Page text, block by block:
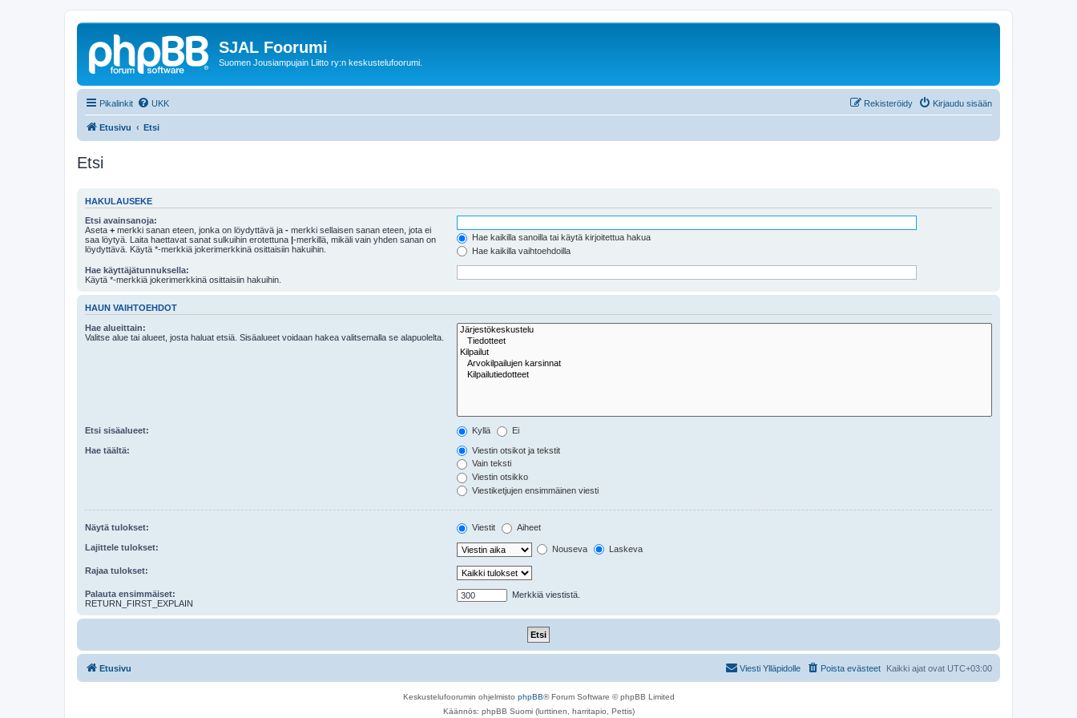
SJAL Foorumi
Suomen Jousiampujain Liitto ry:n keskustelufoorumi.
Pikalinkit UKK Kirjaudu sisään
Rekisteröidy
Etusivu Etsi
Etsi
HAKULAUSEKE
Etsi avainsanoja:
Aseta + merkki sanan eteen, jonka on löydyttävä ja - merkki sellaisen sanan eteen, jota ei
saa löytyä. Laita haettavat sanat sulkuihin erotettuna |-merkillä, mikäli vain yhden sanan on
löydyttävä. Käytä *-merkkiä jokerimerkkinä osittaisiin hakuihin.
Hae kaikilla sanoilla tai käytä kirjoitettua hakua
Hae kaikilla vaihtoehdoilla
Hae käyttäjätunnuksella:
Käytä *-merkkiä jokerimerkkinä osittaisiin hakuihin.
HAUN VAIHTOEHDOT
Hae alueittain:
Valitse alue tai alueet, josta haluat etsiä. Sisäalueet voidaan hakea valitsemalla se alapuolelta.
Etsi sisäalueet: Kyllä Ei
Hae täältä:
Viestin otsikot ja tekstit
Vain teksti
Viestin otsikko
Viestiketjujen ensimmäinen viesti
Näytä tulokset: Viestit Aiheet
Lajittele tulokset: Nouseva Laskeva
Rajaa tulokset:
Palauta ensimmäiset:
RETURN_FIRST_EXPLAIN
Merkkiä viestistä.
Etusivu Kaikki ajat ovat UTC+03:00
Poista evästeet
Viesti Ylläpidolle
Keskustelufoorumin ohjelmisto phpBB® Forum Software © phpBB Limited
Käännös: phpBB Suomi (lurttinen, harritapio, Pettis)